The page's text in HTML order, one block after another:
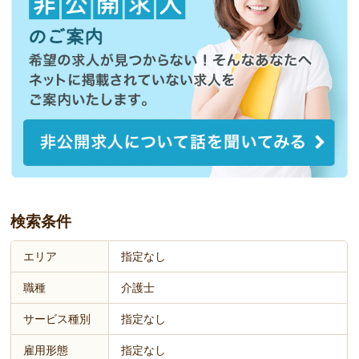
検索条件
エリア 指定なし
職種 介護士
サービス種別 指定なし
雇用形態 指定なし